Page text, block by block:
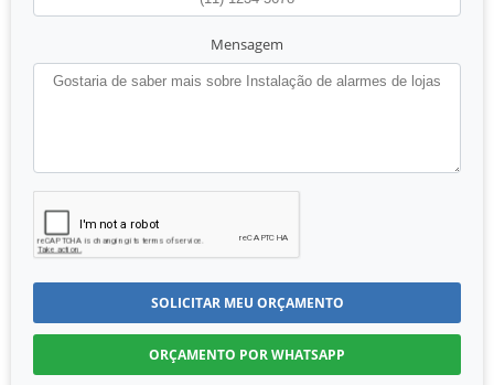
Mensagem
SOLICITAR MEU ORÇAMENTO
ORÇAMENTO POR WHATSAPP